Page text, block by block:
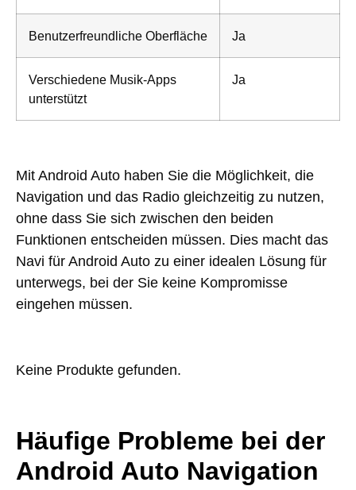
Benutzerfreundliche Oberfläche Ja
Verschiedene Musik-Apps
unterstützt
Ja
Mit Android Auto haben Sie die Möglichkeit, die
Navigation und das Radio gleichzeitig zu nutzen,
ohne dass Sie sich zwischen den beiden
Funktionen entscheiden müssen. Dies macht das
Navi für Android Auto zu einer idealen Lösung für
unterwegs, bei der Sie keine Kompromisse
eingehen müssen.
Keine Produkte gefunden.
Häufige Probleme bei der
Android Auto Navigation